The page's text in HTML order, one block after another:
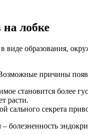
лобке
виде образования,
причины
становится более
расти.
сального секрета
болезненность